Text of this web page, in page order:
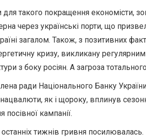
такого покращення економісти,
через українські порти, що
загалом. Також, з позитивних
кризу, викликану
з боку росіян. А загроза
ради Національного Банку
нацвалюти, як і щороку, вплинув
посівної кампанії.
тижнів гривня